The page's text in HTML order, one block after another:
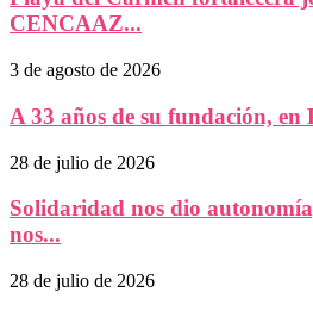
CENCAAZ...
3 de agosto de 2026
A 33 años de su fundación, en
28 de julio de 2026
Solidaridad nos dio
nos...
28 de julio de 2026